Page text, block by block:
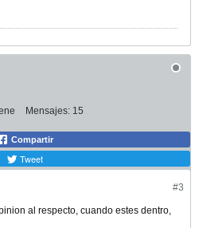
Mensajes: 15
Compartir
Tweet
#3
al respecto, cuando estes dentro,